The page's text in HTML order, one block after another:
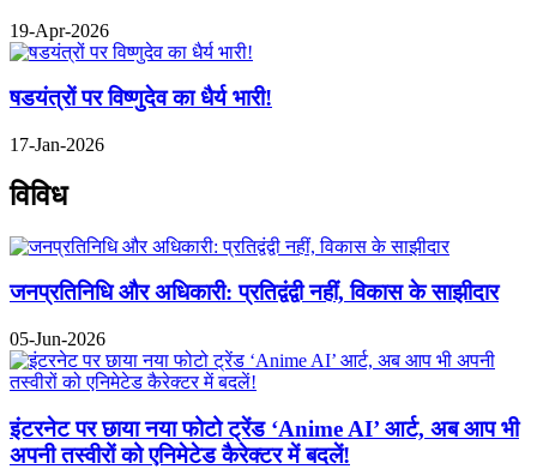
19-Apr-2026
षडयंत्रों पर विष्णुदेव का धैर्य भारी!
17-Jan-2026
विविध
जनप्रतिनिधि और अधिकारी: प्रतिद्वंद्वी नहीं, विकास के साझीदार
05-Jun-2026
इंटरनेट पर छाया नया फोटो ट्रेंड ‘Anime AI’ आर्ट, अब आप भी
अपनी तस्वीरों को एनिमेटेड कैरेक्टर में बदलें!